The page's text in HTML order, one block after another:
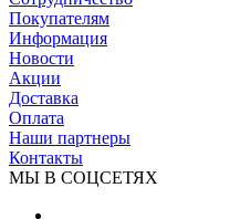
Покупателям
Информация
Новости
Акции
Доставка
Оплата
Наши партнеры
Контакты
МЫ В СОЦСЕТЯХ